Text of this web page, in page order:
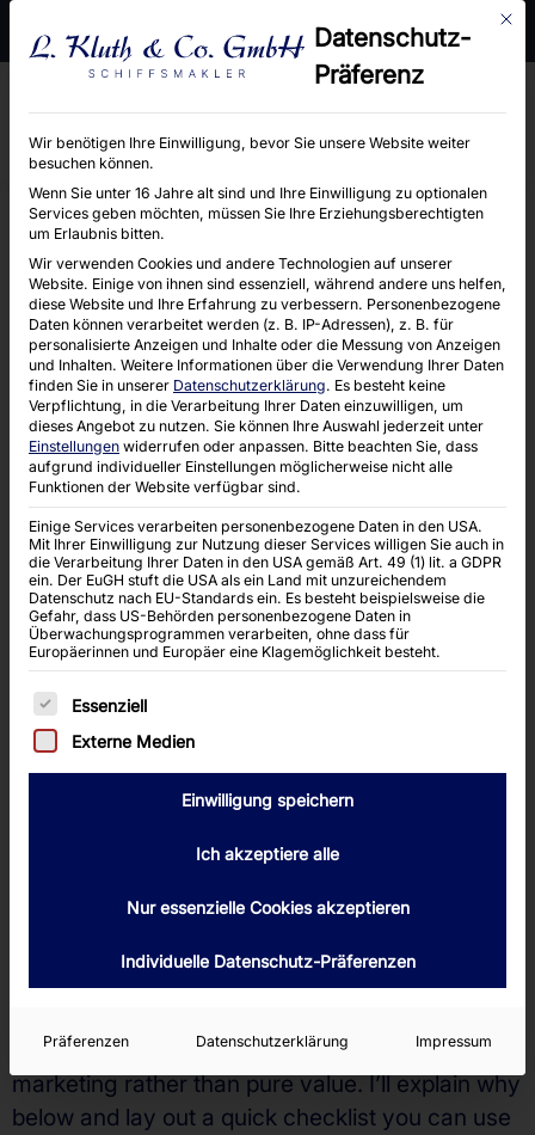
E-Mail : info@kluth-hamburg.de
Look, here’s the thing: as a UK punter who’s
chased a cheeky no-deposit bonus more than
once, I can tell you the shine wears off fast. Not
gonna lie — those free spins and pocket-
change free bets look tasty when you’ve got a
tenner short in your wallet, but for high rollers
the landscape is different and the risks are
higher. In this piece I’ll walk through the real
mechanics behind no-deposit offers, show why
they altered the industry, and give practical rules
for British players (including tips on payments,
KYC, and regulatory red flags). Real talk: if
you’re in the UK and thinking of stretching to
offshore promos, read this fully before you
move a single quid.
Honestly? I’ve seen proper VIP accounts
torpedoed by a single misunderstood clause.
This article is for high-roller punters — people
used to £50, £100 or even £1,000 stakes — who
want to understand whether no-deposit bonuses
shift since the 2005 Gambling Act (and the 2023
policy moves) reshaped those offers. If you
want the fast takeaway: avoid rogue offshore
protection, and treat no-deposit bonuses as
marketing rather than pure value. I’ll explain why
below and lay out a quick checklist you can use
Mit
Datenschutz-
Präferenz
Wir benötigen Ihre Einwilligung, bevor Sie unsere Website weiter
besuchen können.
Wenn Sie unter 16 Jahre alt sind und Ihre Einwilligung zu optionalen
Services geben möchten, müssen Sie Ihre Erziehungsberechtigten
um Erlaubnis bitten.
Wir verwenden Cookies und andere Technologien auf unserer
Website. Einige von ihnen sind essenziell, während andere uns helfen,
diese Website und Ihre Erfahrung zu verbessern. Personenbezogene
Daten können verarbeitet werden (z. B. IP-Adressen), z. B. für
personalisierte Anzeigen und Inhalte oder die Messung von Anzeigen
und Inhalten. Weitere Informationen über die Verwendung Ihrer Daten
finden Sie in unserer Datenschutzerklärung. Es besteht keine
Verpflichtung, in die Verarbeitung Ihrer Daten einzuwilligen, um
dieses Angebot zu nutzen. Sie können Ihre Auswahl jederzeit unter
Einstellungen widerrufen oder anpassen. Bitte beachten Sie, dass
aufgrund individueller Einstellungen möglicherweise nicht alle
Funktionen der Website verfügbar sind.
Einige Services verarbeiten personenbezogene Daten in den USA.
Mit Ihrer Einwilligung zur Nutzung dieser Services willigen Sie auch in
die Verarbeitung Ihrer Daten in den USA gemäß Art. 49 (1) lit. a GDPR
ein. Der EuGH stuft die USA als ein Land mit unzureichendem
Datenschutz nach EU-Standards ein. Es besteht beispielsweise die
Gefahr, dass US-Behörden personenbezogene Daten in
Überwachungsprogrammen verarbeiten, ohne dass für
Europäerinnen und Europäer eine Klagemöglichkeit besteht.
Es folgt eine Liste der Service-Gruppen, für
Essenziell
Externe Medien
Einwilligung speichern
Ich akzeptiere alle
Nur essenzielle Cookies akzeptieren
Individuelle Datenschutz-Präferenzen
Präferenzen Datenschutzerklärung Impressum